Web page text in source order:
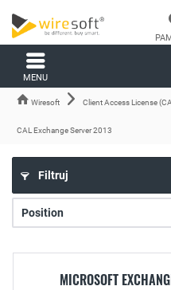
MENU
Wiresoft Client Access License
CAL Exchange Server 2013
Filtruj
MICROSOFT